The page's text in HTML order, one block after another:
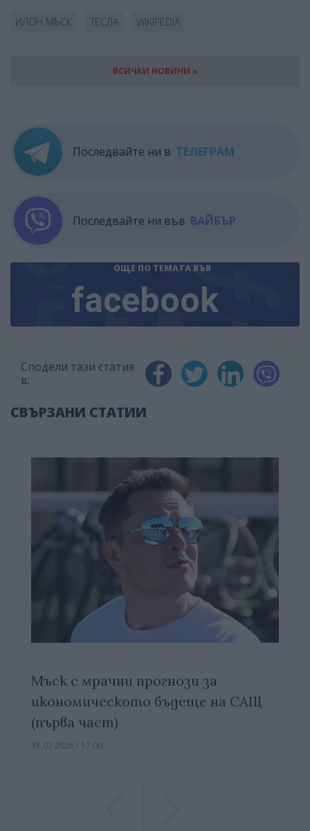
ИЛОН МЪСК ТЕСЛА WIKIPEDIA
ВСИЧКИ НОВИНИ »
Последвайте ни в ТЕЛЕГРАМ
Последвайте ни във ВАЙБЪР
ОЩЕ ПО ТЕМАТА ВЪВ
facebook
Сподели тази статия
в:
СВЪРЗАНИ СТАТИИ
Мъск с мрачни прогнози за
икономическото бъдеще на САЩ
(първа част)
31.07.2026 / 17:00